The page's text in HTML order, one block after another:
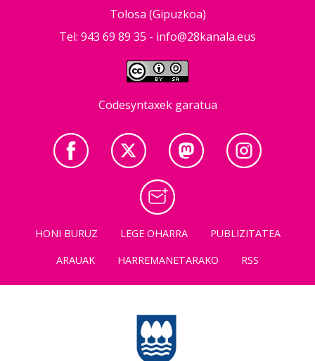
Tolosa (Gipuzkoa)
Tel: 943 69 89 35 - info@28kanala.eus
Codesyntaxek garatua
HONI BURUZ LEGE OHARRA
PUBLIZITATEA
ARAUAK
HARREMANETARAKO RSS